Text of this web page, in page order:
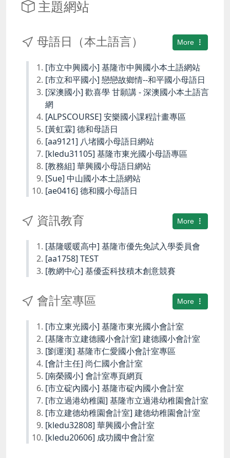
主題網站
More
母語日（本土語言）
[市立中興國小] 基隆市中興國小本土語網站
[市立和平國小] 戀戀故鄉情--和平國小母語日
[深澳國小] 歡喜學 甘願講 - 深澳國小本土語言
網
[ALPSCOURSE] 安樂國小課程計畫專區
[黃虹霖] 德和母語日
[aa9121] 八堵國小母語日網站
[kledu31105] 基隆市東光國小母語專區
[教務組] 華興國小母語日網站
[Sue] 中山國小本土語網站
[ae0416] 德和國小母語日
More
資訊教育
[基隆暖暖高中] 基隆市優先免試入學委員會
[aa1758] TEST
[教網中心] 基優盃科技積木創意競賽
More
會計室專區
[市立東光國小] 基隆市東光國小會計室
[基隆市立建德國小會計室] 建德國小會計室
[劉運漢] 基隆市仁愛國小會計室專區
[會計主任] 尚仁國小會計室
[南榮國小] 會計室專頁網頁
[市立碇內國小] 基隆市碇內國小會計室
[市立過港幼稚園] 基隆市立過港幼稚園會計室
[市立建德幼稚園會計室] 建德幼稚園會計室
[kledu32808] 華興國小會計室
[kledu20606] 成功國中會計室